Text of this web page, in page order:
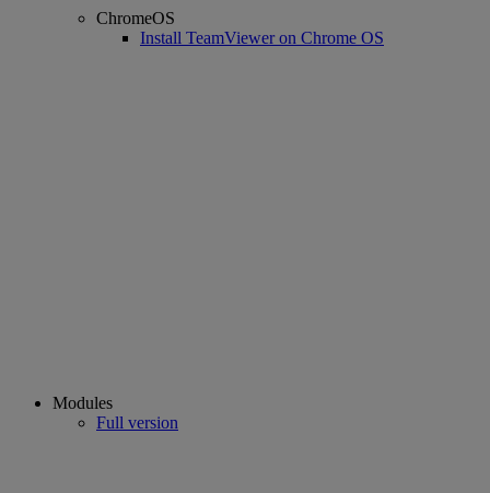
ChromeOS
Install TeamViewer on Chrome OS
Modules
Full version